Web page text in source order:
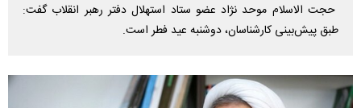
حجت الاسلام موحد نژاد عضو ستاد استهلال دفتر رهبر انقلاب گفت:
طبق پیش‌بینی کارشناسان، دوشنبه عید فطر است.